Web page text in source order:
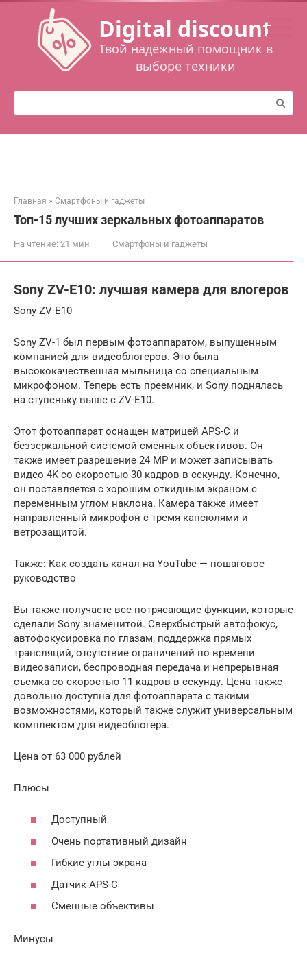
Перейти
контенту
Digital discount
Твой надёжный помощник в
выборе техники
Поиск:
Главная » Смартфоны и гаджеты
Топ-15 лучших зеркальных фотоаппаратов
На чтение: 21 мин Смартфоны и гаджеты
Sony ZV-E10: лучшая камера для влогеров
Sony ZV-E10
Sony ZV-1 был первым фотоаппаратом, выпущенным
компанией для видеоблогеров. Это была
высококачественная мыльница со специальным
микрофоном. Теперь есть преемник, и Sony поднялась
на ступеньку выше с ZV-E10.
Этот фотоаппарат оснащен матрицей APS-C и
беззеркальной системой сменных объективов. Он
также имеет разрешение 24 MP и может записывать
видео 4K со скоростью 30 кадров в секунду. Конечно,
он поставляется с хорошим откидным экраном с
переменным углом наклона. Камера также имеет
направленный микрофон с тремя капсюлями и
ветрозащитой.
Также: Как создать канал на YouTube — пошаговое
руководство
Вы также получаете все потрясающие функции, которые
сделали Sony знаменитой. Сверхбыстрый автофокус,
автофокусировка по глазам, поддержка прямых
трансляций, отсутствие ограничений по времени
видеозаписи, беспроводная передача и непрерывная
съемка со скоростью 11 кадров в секунду. Цена также
довольно доступна для фотоаппарата с такими
возможностями, который также служит универсальным
комплектом для видеоблогера.
Цена от 63 000 рублей
Плюсы
Доступный
Очень портативный дизайн
Гибкие углы экрана
Датчик APS-C
Сменные объективы
Минусы